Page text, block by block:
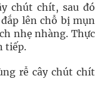
chút chít, sau đó
lên chỗ bị mụn
nhẹ nhàng. Thực
tiếp.
rễ cây chút chít